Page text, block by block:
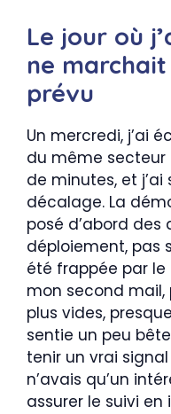
Le jour où
ne
prévu
Un mercredi, j’ai
du même
de minutes, et
décalage. La
posé d’abord des
déploiement, pas
été frappée par le
mon second mail,
plus vides,
sentie un peu
tenir un vrai
n’avais qu’un
assurer le suivi en